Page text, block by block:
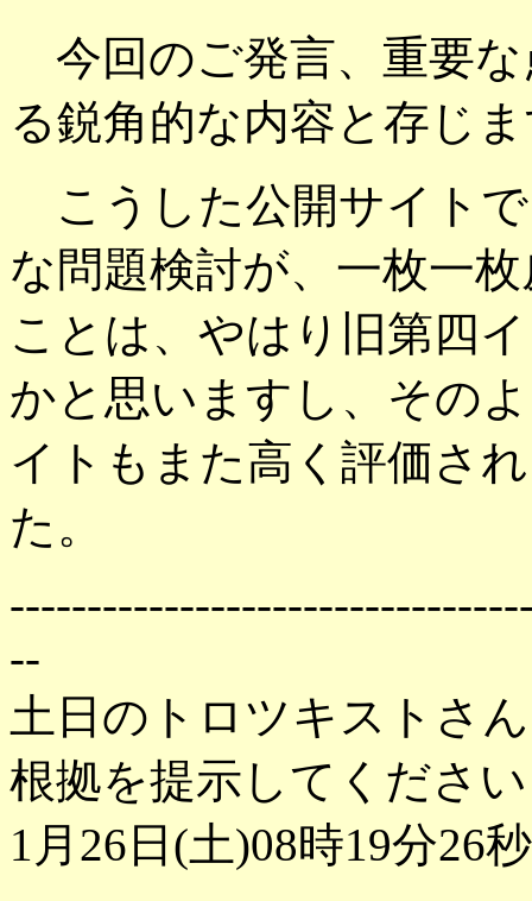
今回のご発言、重要
る鋭角的な内容と存じ
こうした公開サイト
な問題検討が、一枚一
ことは、やはり旧第四
かと思いますし、その
イトもまた高く評価さ
た。
--
土日のトロツキストさ
根拠を提示してくだ
1月26日(土)08時19分26秒